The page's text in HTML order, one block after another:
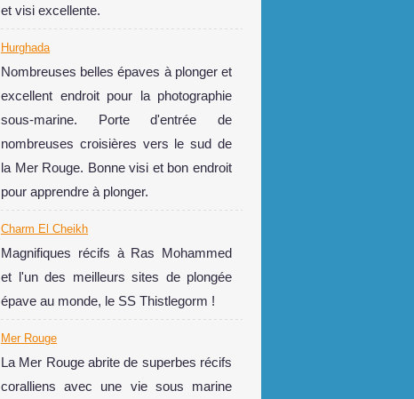
et visi excellente.
Hurghada
Nombreuses belles épaves à plonger et
excellent endroit pour la photographie
sous-marine. Porte d'entrée de
nombreuses croisières vers le sud de
la Mer Rouge. Bonne visi et bon endroit
pour apprendre à plonger.
Charm El Cheikh
Magnifiques récifs à Ras Mohammed
et l'un des meilleurs sites de plongée
épave au monde, le SS Thistlegorm !
Mer Rouge
La Mer Rouge abrite de superbes récifs
coralliens avec une vie sous marine